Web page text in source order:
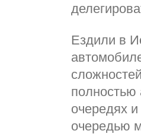
Ездили в
полностью
очередях
очередью